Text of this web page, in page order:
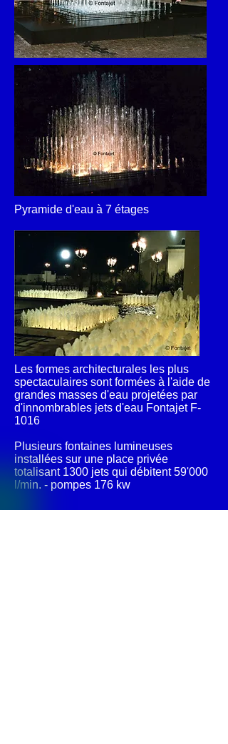
Pyramide d'eau à 7 étages
Les formes architecturales les plus
spectaculaires sont formées à l'aide de
grandes masses d'eau projetées par
d'innombrables jets d'eau Fontajet F-
1016
Plusieurs fontaines lumineuses
installées sur une place privée
totalisant 1300 jets qui débitent 59'000
l/min. - pompes 176 kw